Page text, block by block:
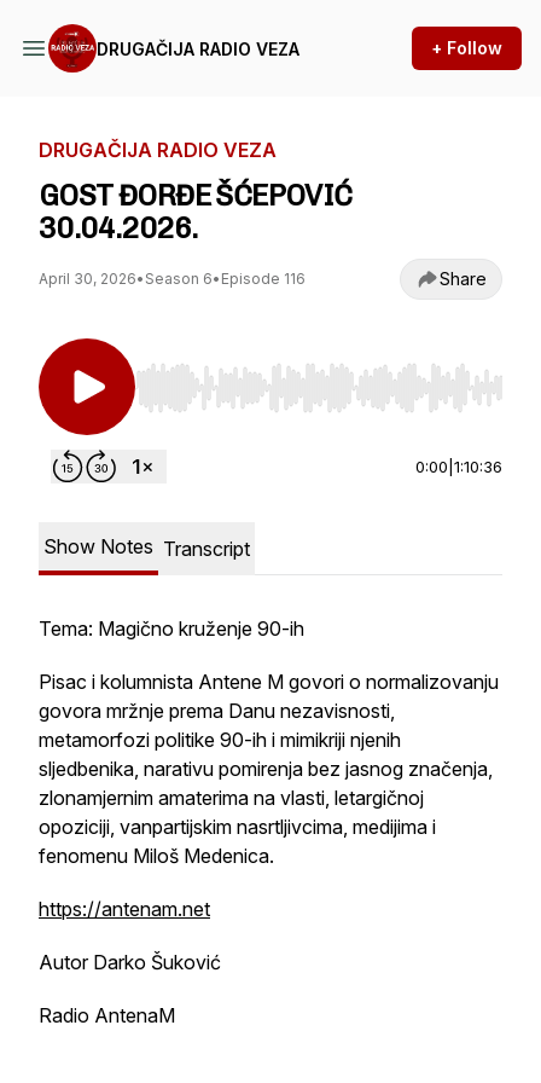
DRUGAČIJA RADIO VEZA + Follow
DRUGAČIJA RADIO VEZA
GOST ĐORĐE ŠĆEPOVIĆ
30.04.2026.
April 30, 2026• Season 6• Episode 116 Share
Use Left/Right to seek, Home/End to jump to
0:00 1:10:36
Show Notes Transcript
Tema: Magično kruženje 90-ih
Pisac i kolumnista Antene M govori o normalizovanju
govora mržnje prema Danu nezavisnosti,
metamorfozi politike 90-ih i mimikriji njenih
sljedbenika, narativu pomirenja bez jasnog značenja,
zlonamjernim amaterima na vlasti, letargičnoj
opoziciji, vanpartijskim nasrtljivcima, medijima i
fenomenu Miloš Medenica.
https://antenam.net
Autor Darko Šuković
Radio AntenaM